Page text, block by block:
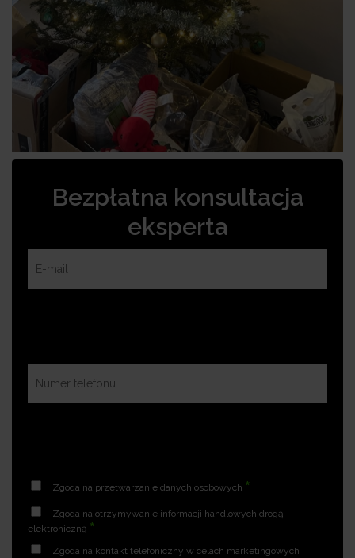
Bezpłatna konsultacja
eksperta
Zgoda na przetwarzanie danych osobowych *
Zgoda na otrzymywanie informacji handlowych drogą
elektroniczną *
Zgoda na kontakt telefoniczny w celach marketingowych